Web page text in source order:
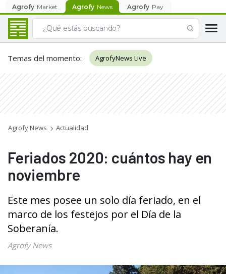
Agrofy Market Agrofy News Agrofy Pay
Temas del momento: AgrofyNews Live
Agrofy News Actualidad
Feriados 2020: cuántos hay en
noviembre
Este mes posee un solo día feriado, en el
marco de los festejos por el Día de la
Soberanía.
Agrofy News